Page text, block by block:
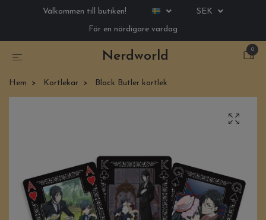
Välkommen till butiken!
SEK
För en nördigare vardag
Nerdworld
0
Hem Kortlekar Black Butler kortlek